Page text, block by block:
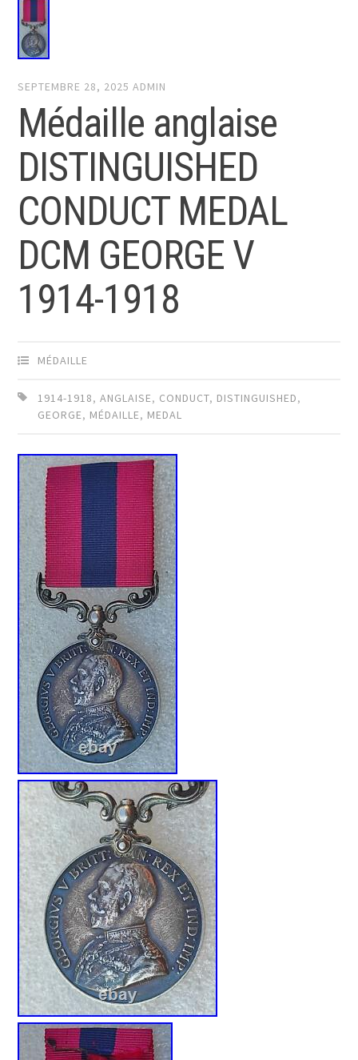
SEPTEMBRE 28, 2025 ADMIN
Médaille anglaise
DISTINGUISHED
CONDUCT MEDAL
DCM GEORGE V
1914-1918
MÉDAILLE
1914-1918,ANGLAISE, CONDUCT, DISTINGUISHED,
GEORGE, MÉDAILLE, MEDAL